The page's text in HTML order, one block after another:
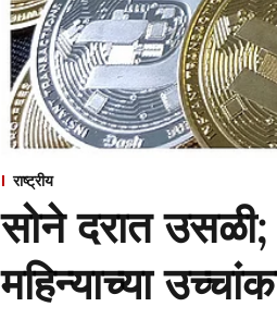
राष्ट्रीय
सोने दरात उसळी;
महिन्याच्या